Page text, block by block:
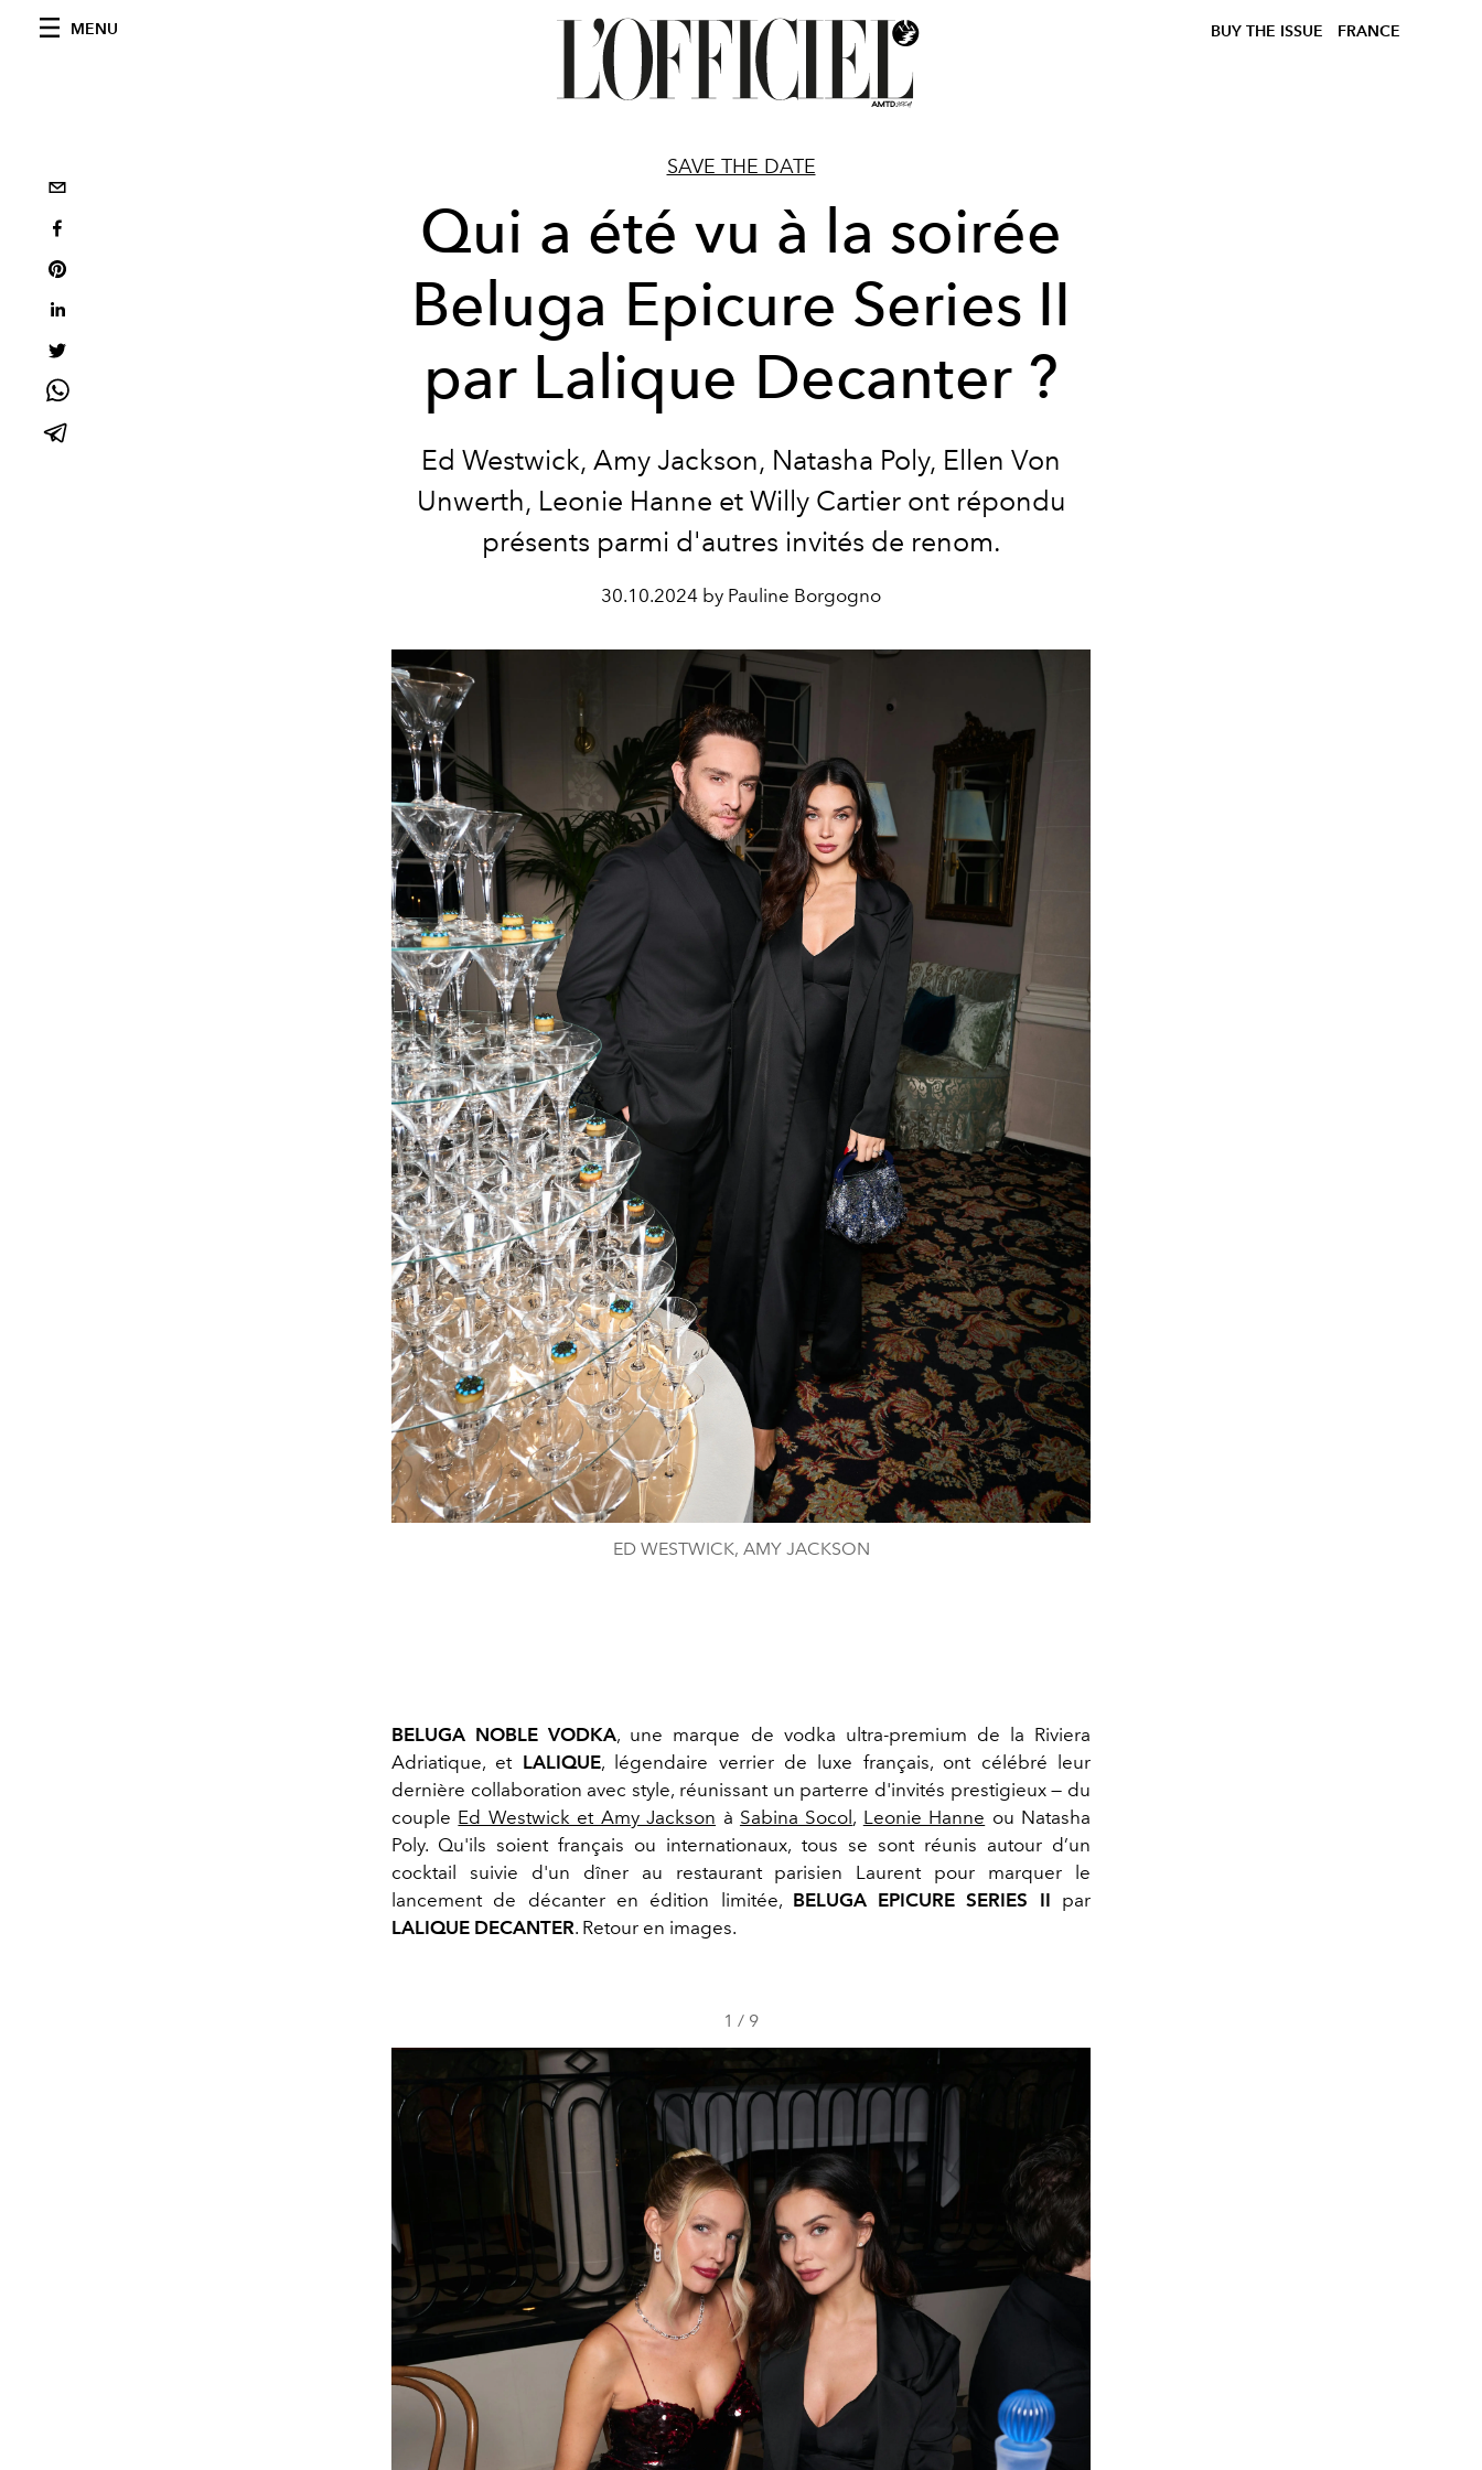
MENU BUY THE ISSUE FRANCE
SAVE THE DATE
Qui a été vu à la soirée
Beluga Epicure Series II
par Lalique Decanter ?
Ed Westwick, Amy Jackson, Natasha Poly, Ellen Von
Unwerth, Leonie Hanne et Willy Cartier ont répondu
présents parmi d'autres invités de renom.
30.10.2024 by Pauline Borgogno
ED WESTWICK, AMY JACKSON
BELUGA NOBLE VODKA, une marque de vodka ultra-premium de la Riviera
Adriatique, et LALIQUE, légendaire verrier de luxe français, ont célébré leur
dernière collaboration avec style, réunissant un parterre d'invités prestigieux — du
couple Ed Westwick et Amy Jackson à Sabina Socol , Leonie Hanne ou Natasha
Poly. Qu'ils soient français ou internationaux, tous se sont réunis autour d’un
cocktail suivie d'un dîner au restaurant parisien Laurent pour marquer le
lancement de décanter en édition limitée, BELUGA EPICURE SERIES II par
LALIQUE DECANTER. Retour en images.
1 / 9